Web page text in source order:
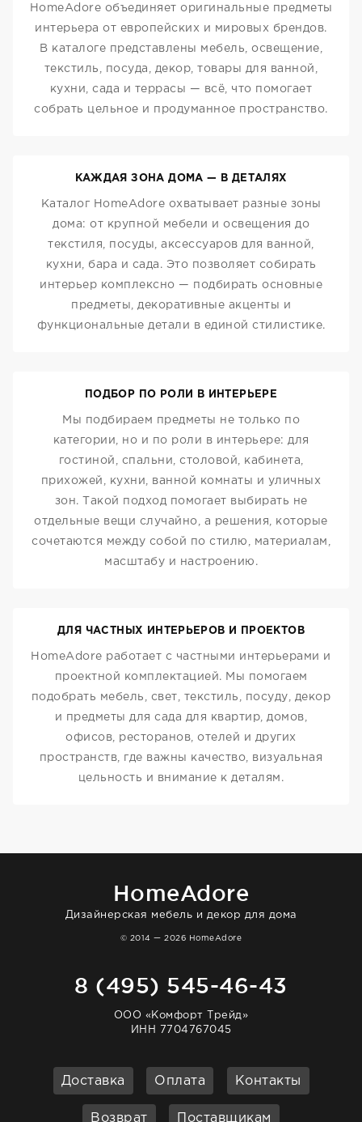
HomeAdore объединяет оригинальные предметы
интерьера от европейских и мировых брендов.
В каталоге представлены мебель, освещение,
текстиль, посуда, декор, товары для ванной,
кухни, сада и террасы — всё, что помогает
собрать цельное и продуманное пространство.
КАЖДАЯ ЗОНА ДОМА — В ДЕТАЛЯХ
Каталог HomeAdore охватывает разные зоны
дома: от крупной мебели и освещения до
текстиля, посуды, аксессуаров для ванной,
кухни, бара и сада. Это позволяет собирать
интерьер комплексно — подбирать основные
предметы, декоративные акценты и
функциональные детали в единой стилистике.
ПОДБОР ПО РОЛИ В ИНТЕРЬЕРЕ
Мы подбираем предметы не только по
категории, но и по роли в интерьере: для
гостиной, спальни, столовой, кабинета,
прихожей, кухни, ванной комнаты и уличных
зон. Такой подход помогает выбирать не
отдельные вещи случайно, а решения, которые
сочетаются между собой по стилю, материалам,
масштабу и настроению.
ДЛЯ ЧАСТНЫХ ИНТЕРЬЕРОВ И ПРОЕКТОВ
HomeAdore работает с частными интерьерами и
проектной комплектацией. Мы помогаем
подобрать мебель, свет, текстиль, посуду, декор
и предметы для сада для квартир, домов,
офисов, ресторанов, отелей и других
пространств, где важны качество, визуальная
цельность и внимание к деталям.
HomeAdore
Дизайнерская мебель и декор для дома
© 2014 — 2026 HomeAdore
8 (495) 545-46-43
ООО «Комфорт Трейд»
ИНН 7704767045
Доставка Оплата Контакты
Возврат Поставщикам